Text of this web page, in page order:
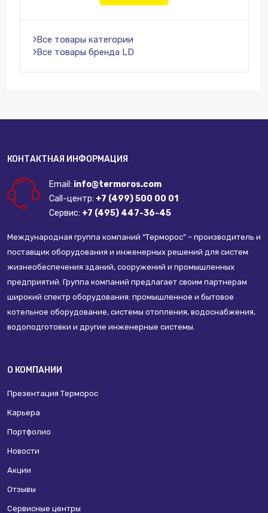
Все товары категории
Все товары бренда LD
КОНТАКТНАЯ ИНФОРМАЦИЯ
Email: info@termoros.com
Call-центр: +7 (499) 500 00 01
Сервис: +7 (495) 447-36-45
Международная группа компаний “Терморос” – производитель и
поставщик оборудования и инженерных решений для систем
жизнеобеспечения зданий, сооружений и промышленных
предприятий. Группа компаний предлагает своим партнерам
широкий спектр оборудования: промышленное и бытовое
котельное оборудование, системы отопления, водоснабжения,
водоподготовки и другие инженерные системы.
О КОМПАНИИ
Презентация Терморос
Карьера
Портфолио
Новости
Акции
Отзывы
Сервисные центры